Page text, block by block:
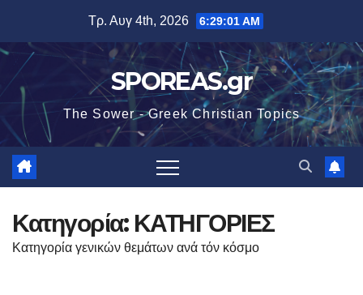
περιεχόμενο
Τρ. Αυγ 4th, 2026 6:29:01 AM
SPOREAS.gr
The Sower - Greek Christian Topics
Κατηγορία: ΚΑΤΗΓΟΡΙΕΣ
Κατηγορία γενικών θεμάτων ανά τόν κόσμο